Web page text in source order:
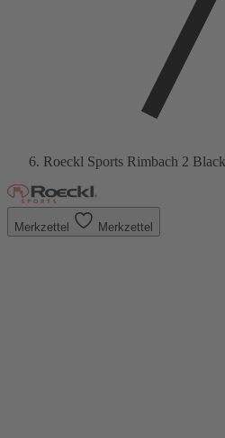
Roeckl Sports Rimbach 2
Merkzettel Merkzettel